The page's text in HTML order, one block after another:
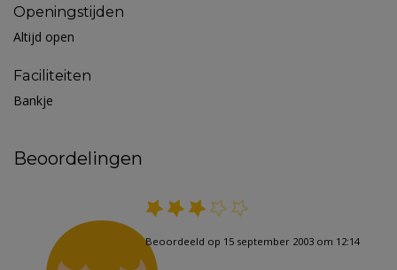
Openingstijden
Altijd open
Faciliteiten
Bankje
Beoordelingen
Beoordeeld op 15 september 2003 om 12:14